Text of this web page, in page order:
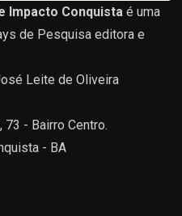
Impacto Conquista é uma
de Pesquisa editora e
Leite de Oliveira
73 - Bairro Centro.
- BA